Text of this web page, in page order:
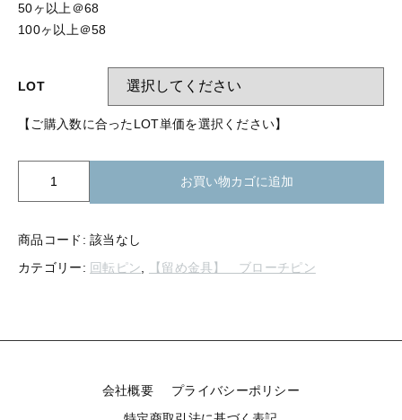
50ヶ以上＠68
100ヶ以上＠58
LOT
【ご購入数に合ったLOT単価を選択ください】
ロ
チ
お買い物カゴに追加
商品コード:該当なし
カテゴリー: 回転ピン, 【留め金具】 ブローチピン
会社概要
プライバシーポリシー
【留め金具】 指輪
【留め金具】 クリップ・差込
【留め金具】 マスク用クリップ
【留め金具】 ネクタイピン
【留め金具】 蝶タック
【留め金具】 タイタック
【留め金具】 スライダー
【留め金具】 スカーフ留め
【留め金具】 スティックピン
【留め金具】 丸カン・小判カン
【留め金具】 指輪
【留め金具】 イヤリング
【留め金具】 マスク用クリップ